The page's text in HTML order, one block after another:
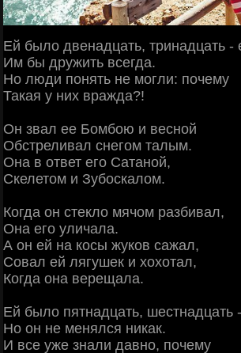
Ей было двенадцать, тринадцать -
Им бы дружить всегда.
Но люди понять не могли: почему
Такая у них вражда?!
Он звал ее Бомбою и весной
Обстреливал снегом талым.
Она в ответ его Сатаной,
Скелетом и Зубоскалом.
Когда он стекло мячом разбивал,
Она его уличала.
А он ей на косы жуков сажал,
Совал ей лягушек и хохотал,
Когда она верещала.
Ей было пятнадцать, шестнадцать
Но он не менялся никак.
И все уже знали давно, почему